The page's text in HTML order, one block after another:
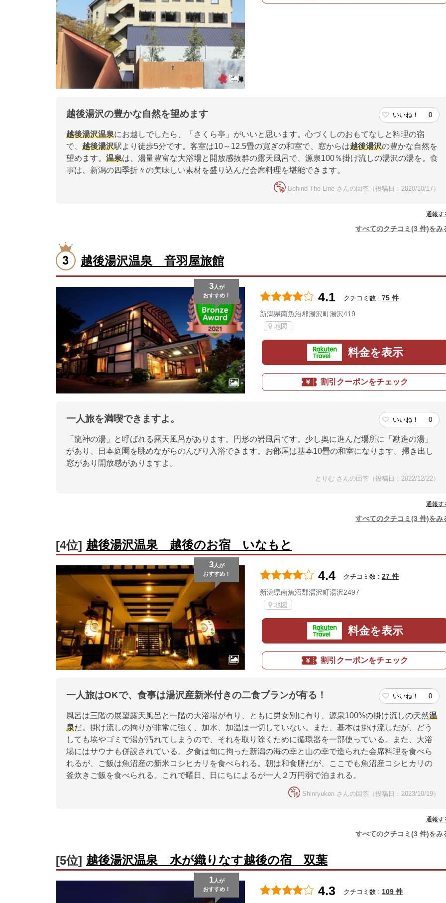
越後湯沢の豊かな自然を望めます いいね！ 0
越後湯沢温泉にお越しでしたら、「さくら亭」がいいと思います。心づくしのおもてなしと料理の宿
で、 越後湯沢駅より徒歩5分です。客室は10～12.5畳の寛ぎの和室で、窓からは越後湯沢の豊かな自然を
望めます。 温泉は、湯量豊富な大浴場と開放感抜群の露天風呂で、源泉100％掛け流しの湯沢の湯を。食
事は、新潟の四季折々の美味しい素材を盛り込んだ会席料理を堪能できます。
Behind The Line さんの回答（投稿日：2020/10/17）
通報す
すべてのクチコミ(3 件)をみ
越後湯沢温泉 音羽屋旅館
3人が
おすすめ！
4.1 クチコミ数 : 75 件
新潟県南魚沼郡湯沢町湯沢419
地図
料金を表示
割引クーポンをチェック
一人旅を満喫できますよ。 いいね！ 0
「龍神の湯」と呼ばれる露天風呂があります。円形の岩風呂です。少し奥に進んだ場所に「勘進の湯」
があり、日本庭園を眺めながらのんびり入浴できます。お部屋は基本10畳の和室になります。掃き出し
窓があり開放感がありますよ。
とりむ さんの回答（投稿日：2022/12/22）
通報す
すべてのクチコミ(3 件)をみ
[4位] 越後湯沢温泉 越後のお宿 いなもと
3人が
おすすめ！
4.4 クチコミ数 : 27 件
新潟県南魚沼郡湯沢町湯沢2497
地図
料金を表示
割引クーポンをチェック
一人旅はOKで、食事は湯沢産新米付きの二食プランが有る！ いいね！ 0
風呂は三階の展望露天風呂と一階の大浴場が有り、ともに男女別に有り、源泉100%の掛け流しの天然温
泉だ。掛け流しの拘りが非常に強く、加水、加温は一切していない。また、基本は掛け流しだが、どう
しても埃やゴミで湯が汚れてしまうので、それを取り除くために循環器を一部使っている。また、大浴
場にはサウナも併設されている。夕食は旬に拘った新潟の海の幸と山の幸で造られた会席料理を食べら
れるが、ご飯は魚沼産の新米コシヒカリを食べられる。朝は和食膳だが、ここでも魚沼産コシヒカリの
釜炊きご飯を食べられる。これで曜日、日にちによるが一人２万円弱で泊まれる。
Shinryuken さんの回答（投稿日：2023/10/19）
通報す
すべてのクチコミ(3 件)をみ
[5位] 越後湯沢温泉 水が織りなす越後の宿 双葉
1人が
おすすめ！
4.3 クチコミ数 : 109 件